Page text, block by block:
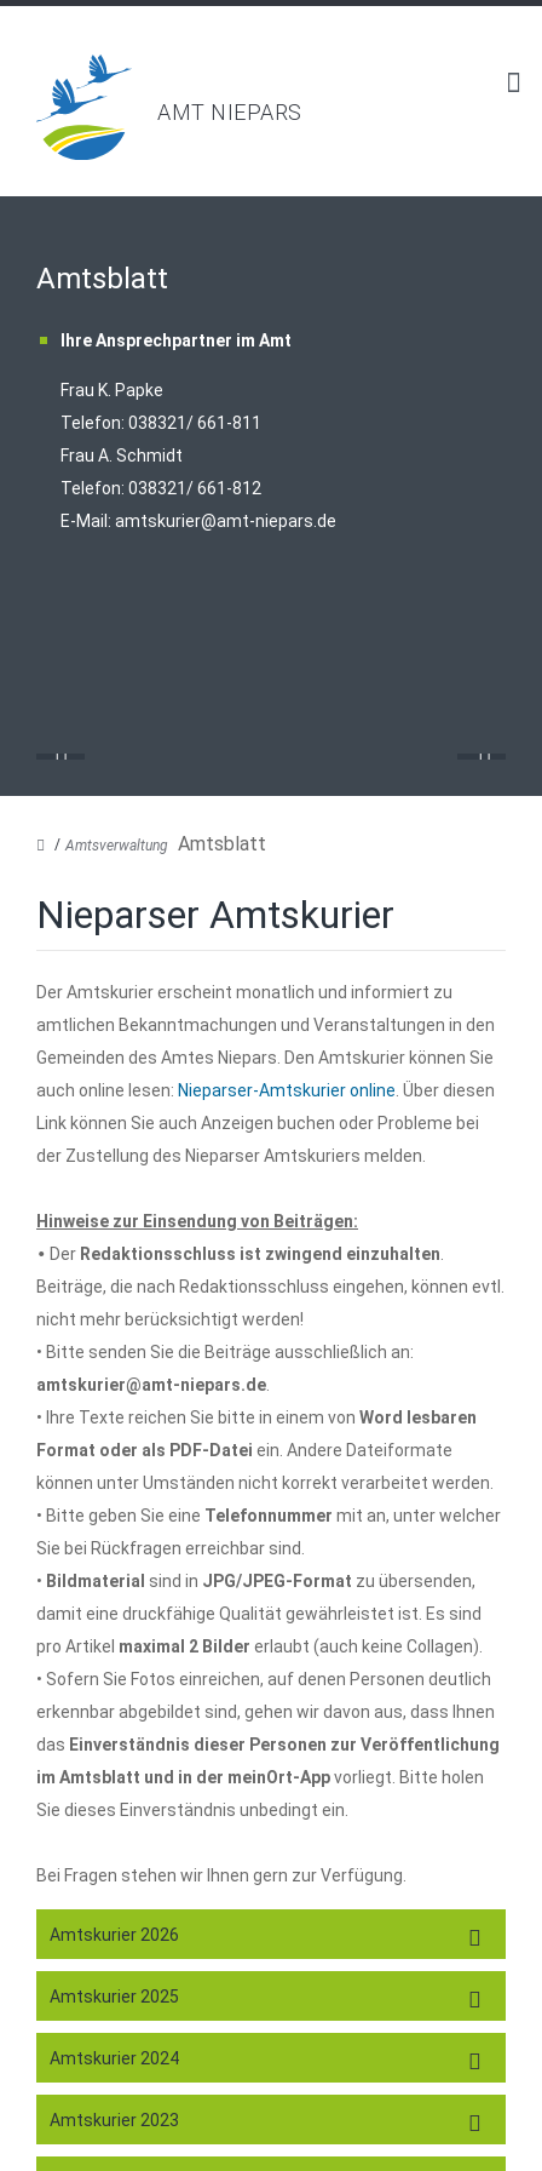
AMT NIEPARS
Amtsblatt
Ihre Ansprechpartner im Amt
Frau K. Papke
Telefon: 038321/ 661-811
Frau A. Schmidt
Telefon: 038321/ 661-812
E-Mail: amtskurier@amt-niepars.de
Amtsverwaltung Amtsblatt
Nieparser Amtskurier
Der Amtskurier erscheint monatlich und informiert zu
amtlichen Bekanntmachungen und Veranstaltungen in den
Gemeinden des Amtes Niepars. Den Amtskurier können Sie
auch online lesen: Nieparser-Amtskurier online . Über diesen
Link können Sie auch Anzeigen buchen oder Probleme bei
der Zustellung des Nieparser Amtskuriers melden.
Hinweise zur Einsendung von Beiträgen:
• Der Redaktionsschluss ist zwingend einzuhalten
Beiträge, die nach Redaktionsschluss eingehen, können evtl.
nicht mehr berücksichtigt werden!
• Bitte senden Sie die Beiträge ausschließlich an:
amtskurier@amt-niepars.de
• Ihre Texte reichen Sie bitte in einem von Word lesbaren
Format oder als PDF-Datei ein. Andere Dateiformate
können unter Umständen nicht korrekt verarbeitet werden.
• Bitte geben Sie eine Telefonnummer mit an, unter welcher
Sie bei Rückfragen erreichbar sind.
• Bildmaterial sind in JPG/JPEG-Format zu übersenden,
damit eine druckfähige Qualität gewährleistet ist. Es sind
pro Artikel maximal 2 Bilder erlaubt (auch keine Collagen).
• Sofern Sie Fotos einreichen, auf denen Personen deutlich
erkennbar abgebildet sind, gehen wir davon aus, dass Ihnen
das Einverständnis dieser Personen zur Veröffentlichung
im Amtsblatt und in der meinOrt-Appvorliegt. Bitte holen
Sie dieses Einverständnis unbedingt ein.
Bei Fragen stehen wir Ihnen gern zur Verfügung.
Amtskurier 2026
Amtskurier 2025
Amtskurier 2024
Amtskurier 2023